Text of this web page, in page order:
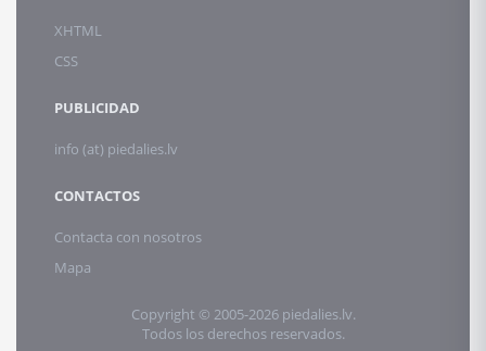
XHTML
CSS
PUBLICIDAD
info (at) piedalies.lv
CONTACTOS
Contacta con nosotros
Mapa
Copyright © 2005-2026 piedalies.lv.
Todos los derechos reservados.